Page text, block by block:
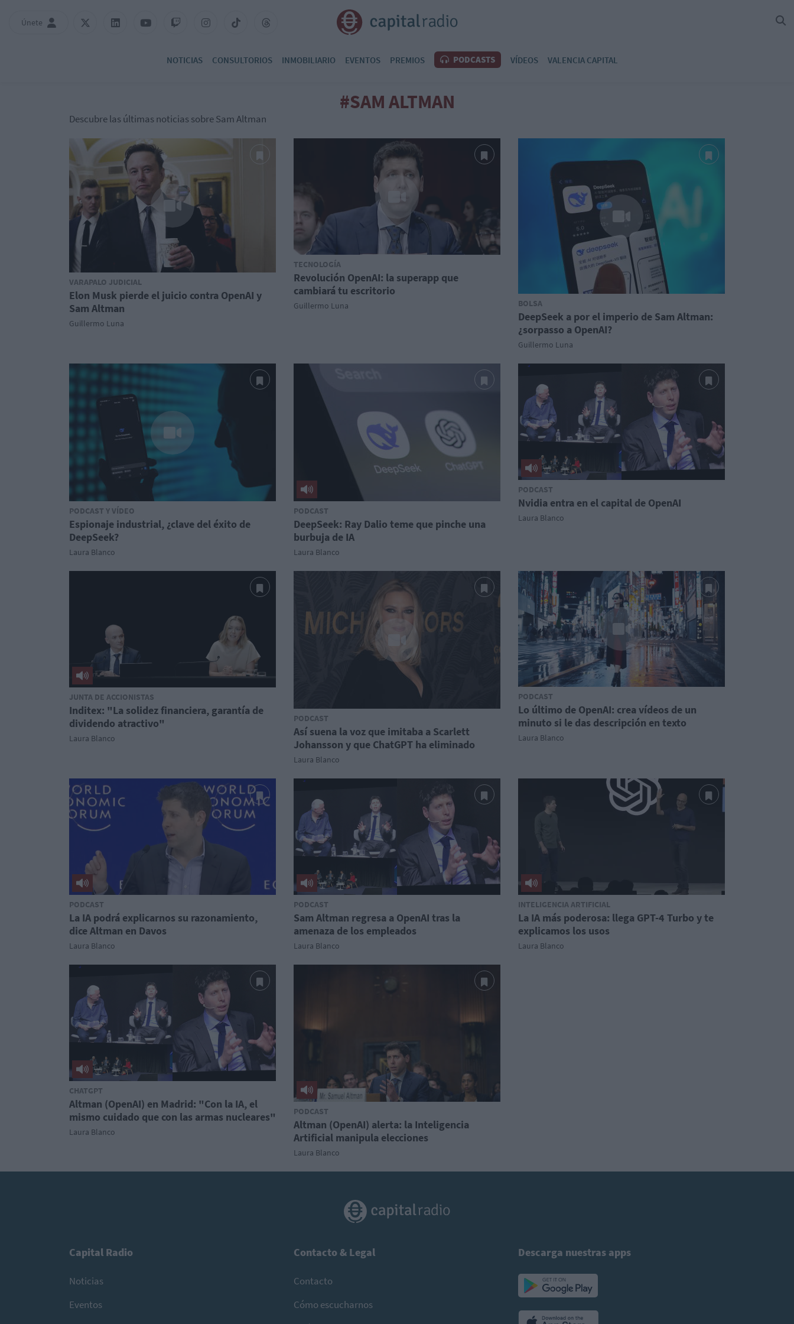
Únete
NOTICIAS CONSULTORIOS INMOBILIARIO EVENTOS PREMIOS PODCASTS VÍDEOS VALENCIA CAPITAL
#SAM ALTMAN
Descubre las últimas noticias sobre Sam Altman
VARAPALO JUDICIAL
Elon Musk pierde el juicio contra OpenAI y
Sam Altman
Guillermo Luna
TECNOLOGÍA
Revolución OpenAI: la superapp que
cambiará tu escritorio
Guillermo Luna BOLSA
DeepSeek a por el imperio de Sam Altman:
¿sorpasso a OpenAI?
Guillermo Luna
PODCAST Y VÍDEO
Espionaje industrial, ¿clave del éxito de
DeepSeek?
Laura Blanco
PODCAST
DeepSeek: Ray Dalio teme que pinche una
burbuja de IA
Laura Blanco
PODCAST
Nvidia entra en el capital de OpenAI
Laura Blanco
JUNTA DE ACCIONISTAS
Inditex: "La solidez financiera, garantía de
dividendo atractivo"
Laura Blanco
PODCAST
Así suena la voz que imitaba a Scarlett
Johansson y que ChatGPT ha eliminado
Laura Blanco
PODCAST
Lo último de OpenAI: crea vídeos de un
minuto si le das descripción en texto
Laura Blanco
PODCAST
La IA podrá explicarnos su razonamiento,
dice Altman en Davos
Laura Blanco
PODCAST
Sam Altman regresa a OpenAI tras la
amenaza de los empleados
Laura Blanco
INTELIGENCIA ARTIFICIAL
La IA más poderosa: llega GPT-4 Turbo y te
explicamos los usos
Laura Blanco
CHATGPT
Altman (OpenAI) en Madrid: "Con la IA, el
mismo cuidado que con las armas nucleares"
Laura Blanco
PODCAST
Altman (OpenAI) alerta: la Inteligencia
Artificial manipula elecciones
Laura Blanco
Capital Radio
Noticias
Eventos
Contacto & Legal
Contacto
Cómo escucharnos
Descarga nuestras apps